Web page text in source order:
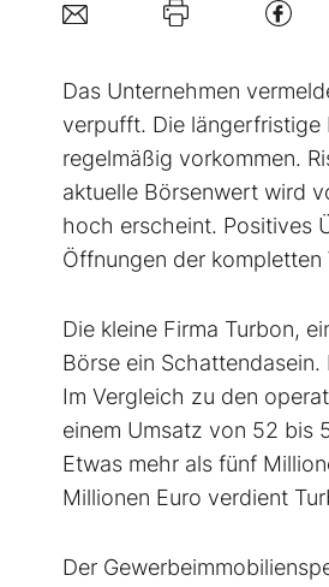
Das Unternehmen
verpufft. Die längerfristige
regelmäßig vorkommen.
aktuelle Börsenwert wird
hoch erscheint. Positives
Öffnungen der
Die kleine Firma Turbon,
Börse ein
Im Vergleich zu den
einem Umsatz von 52 bis
Etwas mehr als fünf
Millionen Euro verdient
Der